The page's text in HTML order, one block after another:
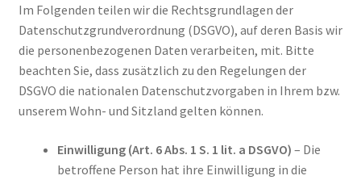
Im Folgenden teilen wir die Rechtsgrundlagen der
Datenschutzgrundverordnung (DSGVO), auf deren Basis wir
die personenbezogenen Daten verarbeiten, mit. Bitte
beachten Sie, dass zusätzlich zu den Regelungen der
DSGVO die nationalen Datenschutzvorgaben in Ihrem bzw.
unserem Wohn- und Sitzland gelten können.
Einwilligung (Art. 6 Abs. 1 S. 1 lit. a DSGVO) – Die
betroffene Person hat ihre Einwilligung in die